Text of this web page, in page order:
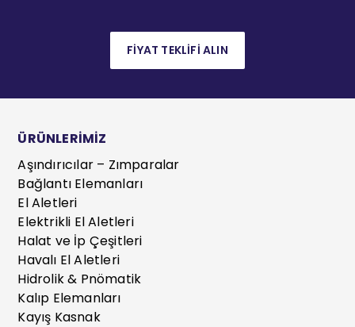
FİYAT TEKLİFİ ALIN
ÜRÜNLERİMİZ
Aşındırıcılar – Zımparalar
Bağlantı Elemanları
El Aletleri
Elektrikli El Aletleri
Halat ve İp Çeşitleri
Havalı El Aletleri
Hidrolik & Pnömatik
Kalıp Elemanları
Kayış Kasnak